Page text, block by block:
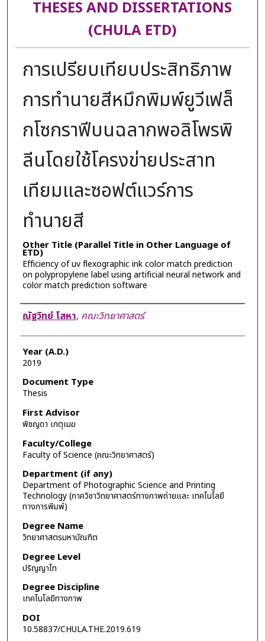
THESES AND DISSERTATIONS
(CHULA ETD)
การเปรียบเทียบประสิทธิภาพ
การทำนายสีหมึกพิมพ์ยูวีเฟล็
กโซกราฟีบนฉลากพอลิโพรพิ
ลีนโดยใช้โครงข่ายประสาท
เทียมและซอฟต์แวร์การ
ทำนายสี
Other Title (Parallel Title in Other Language of
ETD)
Efficiency of uv flexographic ink color match prediction
on polypropylene label using artificial neural network and
color match prediction software
Author
ณัฐวิทย์ โสหา, คณะวิทยาศาสตร์
Year (A.D.)
2019
Document Type
Thesis
First Advisor
พิชญดา เกตุเมฆ
Faculty/College
Faculty of Science (คณะวิทยาศาสตร์)
Department (if any)
Department of Photographic Science and Printing
Technology (ภาควิชาวิทยาศาสตร์ทางภาพถ่ายและ เทคโนโลยี
ทางการพิมพ์)
Degree Name
วิทยาศาสตรมหาบัณฑิต
Degree Level
ปริญญาโท
Degree Discipline
เทคโนโลยีทางภาพ
DOI
10.58837/CHULA.THE.2019.619